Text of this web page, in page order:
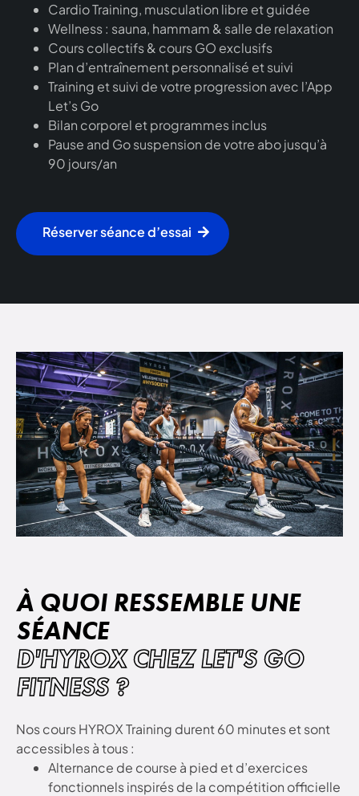
Cardio Training, musculation libre et guidée
Wellness : sauna, hammam & salle de relaxation
Cours collectifs & cours GO exclusifs
Plan d’entraînement personnalisé et suivi
Training et suivi de votre progression avec l’App
Let’s Go
Bilan corporel et programmes inclus
Pause and Go suspension de votre abo jusqu’à
90 jours/an
Réserver séance d’essai
À QUOI RESSEMBLE UNE
SÉANCE
D'HYROX CHEZ LET'S GO
FITNESS ?
Nos cours HYROX Training durent 60 minutes et sont
accessibles à tous :
Alternance de course à pied et d’exercices
fonctionnels inspirés de la compétition officielle